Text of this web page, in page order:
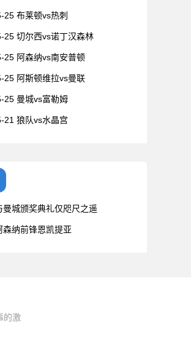
25 布莱顿vs热刺
25 切尔西vs诺丁汉森林
25 阿森纳vs南安普顿
25 阿斯顿维拉vs曼联
25 曼城vs富勒姆
21 狼队vs水晶宫
城颁奖典礼仅咫尺之遥
纳前锋恩凯提亚
的激